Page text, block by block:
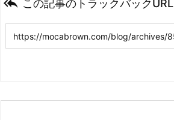
 この記事のトラックバックURL